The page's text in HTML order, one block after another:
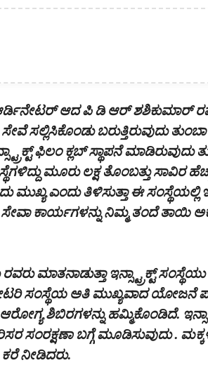
ಆರ್ಡಿನೇಟರ್ ಆದ ಪಿ ಡಿ ಆರ್ ಶಶಿಕುಮಾರ್
ಬರುತ್ತಿರುವುದು ತುಂಬಾ
ಫಿಲಂ ಕ್ಲಬ್ ಸ್ಥಾಪನೆ ಮಾಡಿರುವುದು
ಮೂರು ಲಕ್ಷ ತೊಂಬತ್ತು ಸಾವಿರ
ಮುಖ್ಯ ಎಂದು ತಿಳಿಸುತ್ತಾ ಈ ಸಂಸ್ಥೆಯಲ್ಲಿ
ಕಾರ್ಯಗಳನ್ನು ನಿಮ್ಮ ತಂದೆ ತಾಯಿ
ಮಾತನಾಡುತ್ತಾ ಇನ್ಸ್ಟ್ರಾಕ್ಟ್ ಸಂಸ್ಥೆಯು
ಸಂಸ್ಥೆಯ ಅತಿ ಮುಖ್ಯವಾದ ಯೋಜನೆ
ಶಿಬಿರಗಳನ್ನು ಹಮ್ಮಿಕೊಂಡಿದೆ.
ಸಂರಕ್ಷಣಾ ಬಗ್ಗೆ ಮೂಡಿಸುವುದು .
ನೀಡಿದರು.